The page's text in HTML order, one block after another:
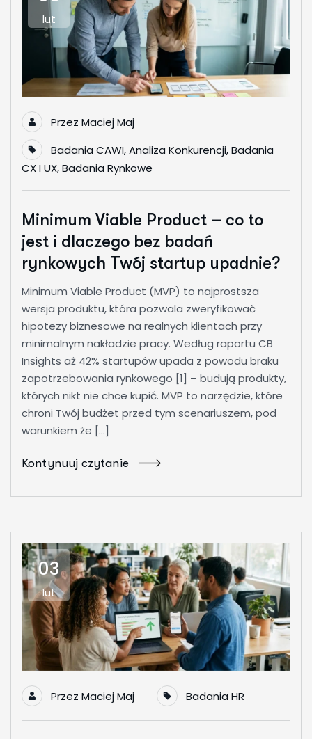
lut
Przez Maciej Maj
Badania CAWI,Analiza Konkurencji,Badania
CX I UX,Badania Rynkowe
Minimum Viable Product – co to
jest i dlaczego bez badań
rynkowych Twój startup upadnie?
Minimum Viable Product (MVP) to najprostsza
wersja produktu, która pozwala zweryfikować
hipotezy biznesowe na realnych klientach przy
minimalnym nakładzie pracy. Według raportu CB
Insights aż 42% startupów upada z powodu braku
zapotrzebowania rynkowego [1] – budują produkty,
których nikt nie chce kupić. MVP to narzędzie, które
chroni Twój budżet przed tym scenariuszem, pod
warunkiem że […]
Kontynuuj czytanie
03
lut
Przez Maciej Maj Badania HR